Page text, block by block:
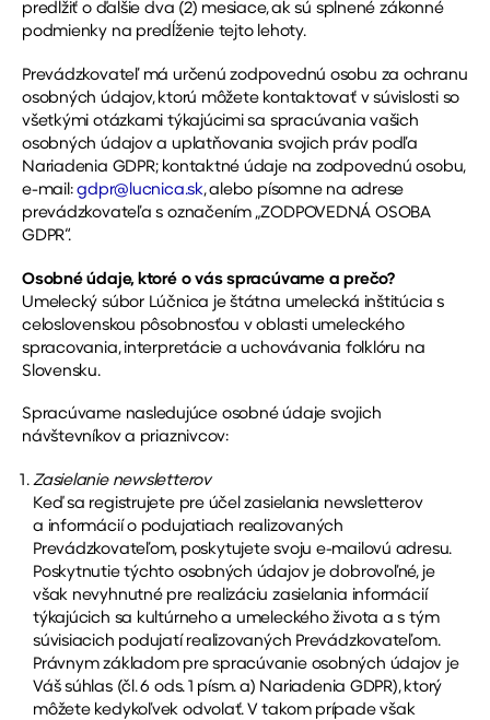
predĺžiť o ďalšie dva (2) mesiace, ak sú splnené zákonné
podmienky na predĺženie tejto lehoty.
Prevádzkovateľ má určenú zodpovednú osobu za ochranu
osobných údajov, ktorú môžete kontaktovať v súvislosti so
všetkými otázkami týkajúcimi sa spracúvania vašich
osobných údajov a uplatňovania svojich práv podľa
Nariadenia GDPR; kontaktné údaje na zodpovednú osobu,
e-mail:gdpr@lucnica.sk, alebo písomne na adrese
prevádzkovateľa s označením „ZODPOVEDNÁ OSOBA
GDPR“.
Osobné údaje, ktoré o vás spracúvame a prečo?
Umelecký súbor Lúčnica je štátna umelecká inštitúcia s
celoslovenskou pôsobnosťou v oblasti umeleckého
spracovania, interpretácie a uchovávania folklóru na
Slovensku.
Spracúvame nasledujúce osobné údaje svojich
návštevníkov a priaznivcov:
Zasielanie newsletterov
Keď sa registrujete pre účel zasielania newsletterov
a informácií o podujatiach realizovaných
Prevádzkovateľom, poskytujete svoju e-mailovú adresu.
Poskytnutie týchto osobných údajov je dobrovoľné, je
však nevyhnutné pre realizáciu zasielania informácií
týkajúcich sa kultúrneho a umeleckého života a s tým
súvisiacich podujatí realizovaných Prevádzkovateľom.
Právnym základom pre spracúvanie osobných údajov je
Váš súhlas (čl. 6 ods. 1 písm. a) Nariadenia GDPR), ktorý
môžete kedykoľvek odvolať. V takom prípade však